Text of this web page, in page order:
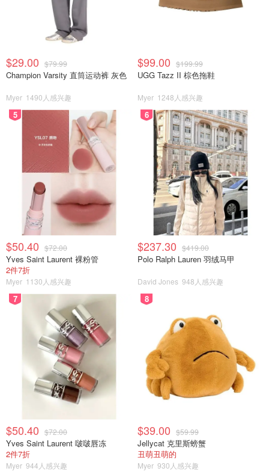
$29.00 $79.99
Champion Varsity 直筒运动裤 灰色
Myer 1490人感兴趣
$99.00 $199.99
UGG Tazz II 棕色拖鞋
Myer 1248人感兴趣
5
$50.40 $72.00
Yves Saint Laurent 裸粉管
2件7折
Myer 1130人感兴趣
6
$237.30 $419.00
Polo Ralph Lauren 羽绒马甲
David Jones 948人感兴趣
7
$50.40 $72.00
Yves Saint Laurent 啵啵唇冻
2件7折
Myer 944人感兴趣
8
$39.00 $59.99
Jellycat 克里斯螃蟹
丑萌丑萌的
Myer 930人感兴趣